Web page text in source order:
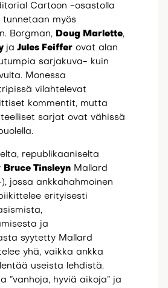
Cartoon -osastolla
myös
Borgman,
Doug Marlette,
ja Jules Feifferovat alan
sarjakuva- kuin
Monessa
vilahtelevat
kommentit, mutta
sarjat ovat vähissä
republikaaniselta
Bruce TinsleynMallard
), jossa ankkahahmoinen
erityisesti
ja
syytetty Mallard
yhä, vaikka ankka
useista lehdistä.
”vanhoja, hyviä aikoja” ja